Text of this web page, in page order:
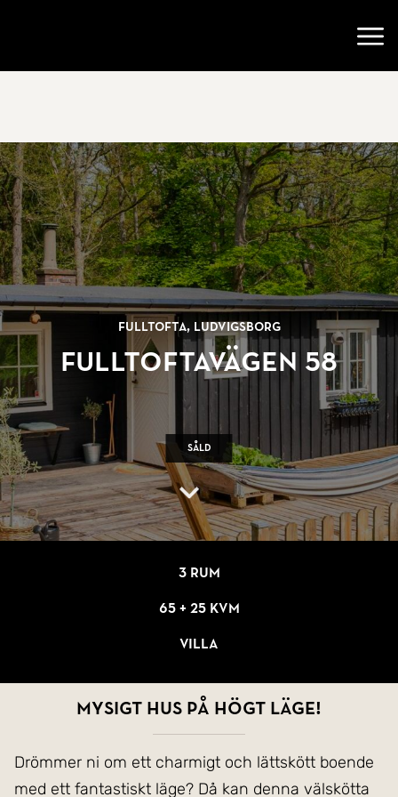
Fulltofta, Ludvigsborg
Fulltoftavägen 58
Såld
3 rum
65 + 25 kvm
Villa
Mysigt hus på högt läge!
Drömmer ni om ett charmigt och lättskött boende
med ett fantastiskt läge? Då kan denna välskötta